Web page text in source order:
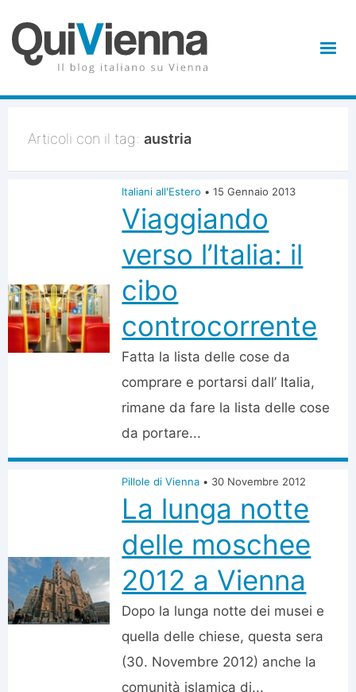
Articoli con il tag: austria
Italiani all'Estero • 15 Gennaio 2013
Viaggiando
verso l’Italia: il
cibo
controcorrente
Fatta la lista delle cose da
comprare e portarsi dall’ Italia,
rimane da fare la lista delle cose
da portare...
Pillole di Vienna • 30 Novembre 2012
La lunga notte
delle moschee
2012 a Vienna
Dopo la lunga notte dei musei e
quella delle chiese, questa sera
(30. Novembre 2012) anche la
comunità islamica di...